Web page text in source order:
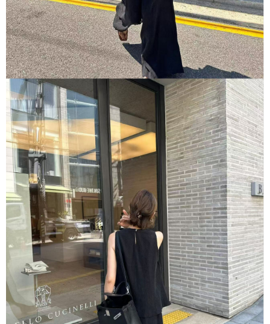
「AFTEE先享後付」，若未經同意申辦者引起之損失，本公司不負相關責
任。
４．使用「AFTEE先享後付」時，將依據個別帳號之用戶狀況，依本公司即
時審查核予不同之上限額度；若仍有額度不足之情形，本公司將視審查結果
請求用戶進行身份認證。
５．嚴禁一人註冊多個帳號或使用他人資訊註冊。若發現惡意使用之情形，
恩沛科技股份有限公司將有權停止該用戶之使用額度並採取法律行動。
宅配
每筆NT$100，滿NT$1,500(含以上)免運費
海外宅配 查看運費